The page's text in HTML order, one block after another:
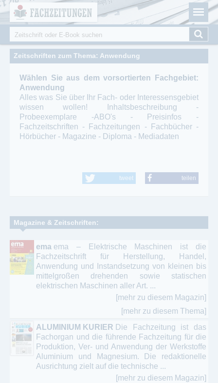
Fachzeitungen.de - Das unabhängige Portal für
Fachmagazine Fachpublikationen & eBooks
Suchformular
Suche
Zeitschriften zum Thema: Anwendung
Wählen Sie aus dem vorsortierten Fachgebiet:
Anwendung
Alles was Sie über Ihr Fach- oder Interessensgebiet
wissen wollen! Inhaltsbeschreibung -
Probeexemplare -ABO's - Preisinfos -
Fachzeitschriften - Fachzeitungen - Fachbücher -
Hörbücher - Magazine - Diploma - Mediadaten
tweet teilen
Magazine & Zeitschriften:
ema ema – Elektrische Maschinen ist die
Fachzeitschrift für Herstellung, Handel,
Anwendung und Instandsetzung von kleinen bis
mittelgroßen drehenden sowie statischen
elektrischen Maschinen aller Art. ...
[mehr zu diesem Magazin]
[mehr zu diesem Thema]
ALUMINIUM KURIER Die Fachzeitung ist das
Fachorgan und die führende Fachzeitung für die
Produktion, Ver- und Anwendung der Werkstoffe
Aluminium und Magnesium. Die redaktionelle
Ausrichtung zielt auf die technische ...
[mehr zu diesem Magazin]
Cookie-Einstellungen